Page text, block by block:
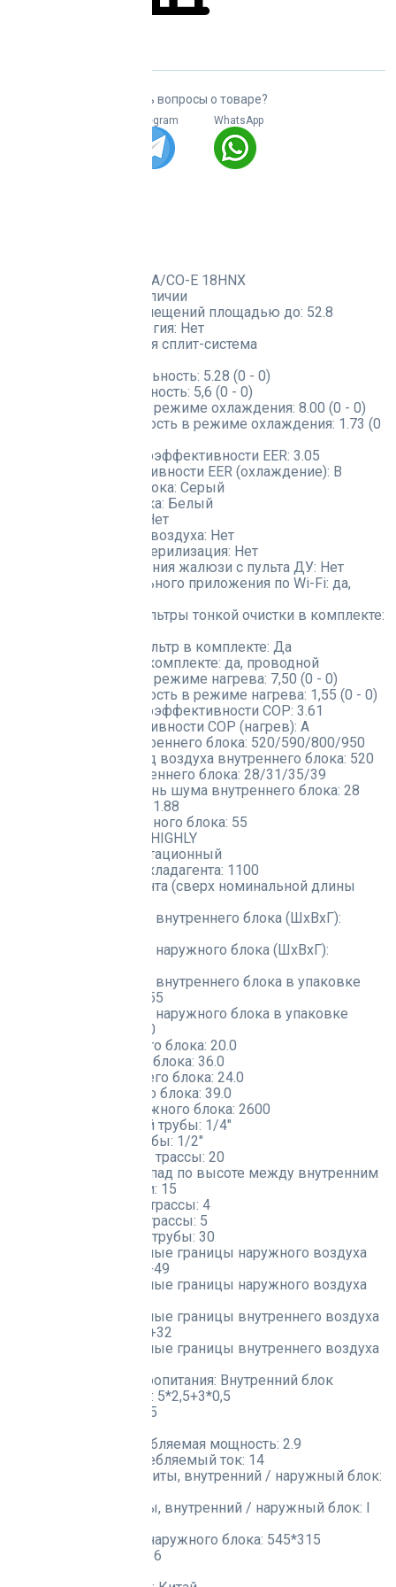
Есть вопросы о товаре?
Telegram WhatsApp
CO-D 18HNXA/CO-E 18HNX
В наличии
Эффективен для помещений площадью до: 52.8
Инверторная технология: Нет
Канальная сплит-система
Холодопроизводительность: 5.28 (0 - 0)
Теплопроизводительность: 5,6 (0 - 0)
Потребляемый ток в режиме охлаждения: 8.00 (0 - 0)
Потребляемая мощность в режиме охлаждения: 1.73 (0
Коэффициент энергоэффективности EER: 3.05
Класс энергоэффективности EER (охлаждение): B
Цвет внутреннего блока: Серый
Цвет наружного блока: Белый
Нет
Плазменная очистка воздуха: Нет
Ультрафиолетовая стерилизация: Нет
Регулировка положения жалюзи с пульта ДУ: Нет
Управление с мобильного приложения по Wi-Fi: да,
Дополнительные фильтры тонкой очистки в комплекте:
Противопылевой фильтр в комплекте: Да
Пульт управления в комплекте: да, проводной
Потребляемый ток в режиме нагрева: 7,50 (0 - 0)
Потребляемая мощность в режиме нагрева: 1,55 (0 - 0)
Коэффициент энергоэффективности COP: 3.61
Класс энергоэффективности COP (нагрев): A
Расход воздуха внутреннего блока: 520/590/800/950
Минимальный расход воздуха внутреннего блока: 520
Уровень шума внутреннего блока: 28/31/35/39
Минимальный уровень шума внутреннего блока: 28
1.88
Уровень шума наружного блока: 55
HIGHLY
Ротационный
Заводская заправка хладагента: 1100
Дозаправка хладагента (сверх номинальной длины
Габаритные размеры внутреннего блока (ШxВxГ):
Габаритные размеры наружного блока (ШxВxГ):
Габаритные размеры внутреннего блока в упаковке
1300x275x555
Габаритные размеры наружного блока в упаковке
920x620x400
Вес нетто внутреннего блока: 20.0
Вес нетто наружного блока: 36.0
Вес брутто внутреннего блока: 24.0
Вес брутто наружного блока: 39.0
Расход воздуха наружного блока: 2600
Диаметр жидкостной трубы: 1/4"
Диаметр газовой трубы: 1/2"
Максимальная длина трассы: 20
Максимальный перепад по высоте между внутренним
и наружным блоками: 15
Минимальная длина трассы: 4
Номинальная длина трассы: 5
Диаметр дренажной трубы: 30
Рабочие температурные границы наружного воздуха
-15 ~ +49
Рабочие температурные границы наружного воздуха
Рабочие температурные границы внутреннего воздуха
+16 ~ +32
Рабочие температурные границы внутреннего воздуха
Подключение электропитания: Внутренний блок
Межблочный кабель: 5*2,5+3*0,5
3*2,5
Максимальная потребляемая мощность: 2.9
Максимальный потребляемый ток: 14
Класс пылевлагозащиты, внутренний / наружный блок:
Класс электрозащиты, внутренний / наружный блок: I
Монтажный размер наружного блока: 545*315
36